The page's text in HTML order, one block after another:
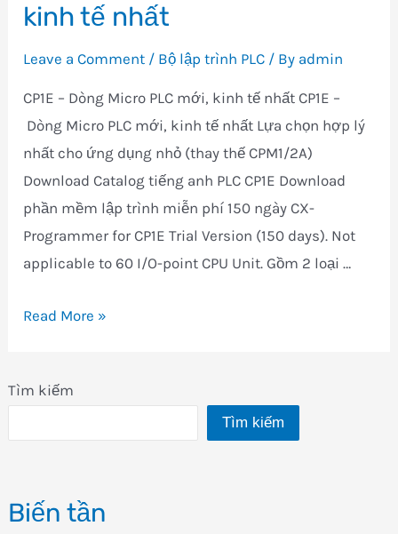
Tìm kiếm
Tìm kiếm
Biến tần
kinh tế nhất
Leave a Comment / Bộ lập trình PLC / By admin
CP1E – Dòng Micro PLC mới, kinh tế nhất CP1E –
Dòng Micro PLC mới, kinh tế nhất Lựa chọn hợp lý
nhất cho ứng dụng nhỏ (thay thế CPM1/2A)
Download Catalog tiếng anh PLC CP1E Download
phần mềm lập trình miễn phí 150 ngày CX-
Programmer for CP1E Trial Version (150 days). Not
applicable to 60 I/O-point CPU Unit. Gồm 2 loại …
CP1E
Micro
tế
Read More »